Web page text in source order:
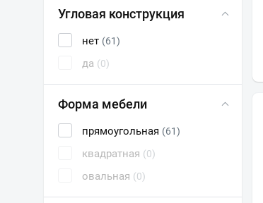
Угловая конструкция
нет (61)
да (0)
Форма мебели
прямоугольная (61)
квадратная (0)
овальная (0)